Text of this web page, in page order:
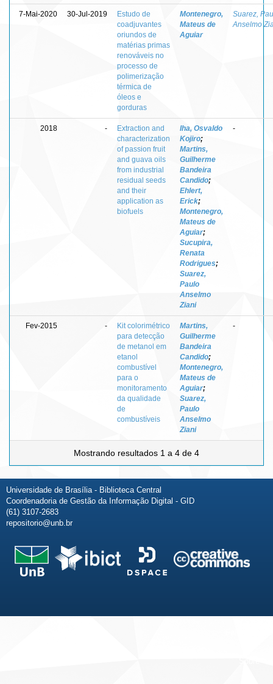
7-Mai-2020 30-Jul-2019
Estudo de
coadjuvantes
oriundos de
matérias primas
renováveis no
processo de
polimerização
térmica de
óleos e
gorduras
Montenegro,
Mateus de
Aguiar
Suarez,
Anselmo
2018 -
Extraction and
characterization
of passion fruit
and guava oils
from industrial
residual seeds
and their
application as
biofuels
Iha, Osvaldo
Kojiro;
Martins,
Guilherme
Bandeira
Candido;
Ehlert,
Erick;
Montenegro,
Mateus de
Aguiar;
Sucupira,
Renata
Rodrigues;
Suarez,
Paulo
Anselmo
Ziani
-
Fev-2015 -
Kit colorimétrico
para detecção
de metanol em
etanol
combustível
para o
monitoramento
da qualidade
de
combustíveis
Martins,
Guilherme
Bandeira
Candido;
Montenegro,
Mateus de
Aguiar;
Suarez,
Paulo
Anselmo
Ziani
-
Mostrando resultados 1 a 4 de 4
Universidade de Brasília - Biblioteca Central
Coordenadoria de Gestão da Informação Digital - GID
(61) 3107-2683
repositorio@unb.br